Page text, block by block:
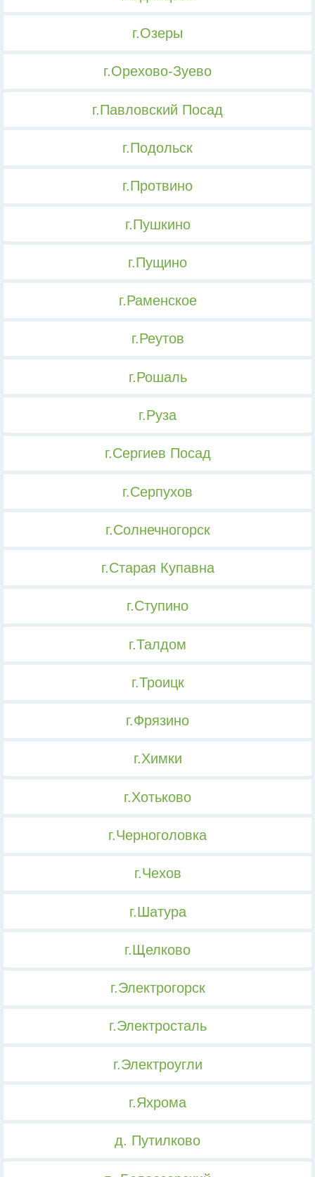
г.Озеры
г.Орехово-Зуево
г.Павловский Посад
г.Подольск
г.Протвино
г.Пушкино
г.Пущино
г.Раменское
г.Реутов
г.Рошаль
г.Руза
г.Сергиев Посад
г.Серпухов
г.Солнечногорск
г.Старая Купавна
г.Ступино
г.Талдом
г.Троицк
г.Фрязино
г.Химки
г.Хотьково
г.Черноголовка
г.Чехов
г.Шатура
г.Щелково
г.Электрогорск
г.Электросталь
г.Электроугли
г.Яхрома
д. Путилково